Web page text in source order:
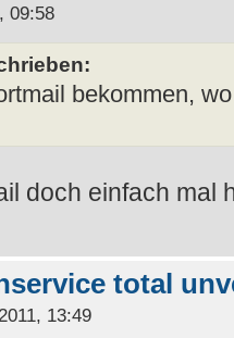
09:58
bekommen,
doch einfach mal
total
13:49